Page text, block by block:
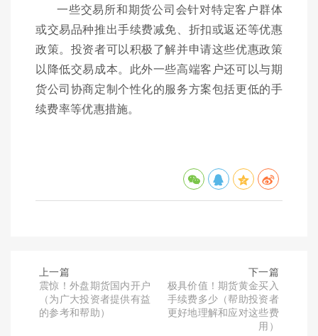
一些交易所和期货公司会针对特定客户群体
或交易品种推出手续费减免、折扣或返还等优惠
政策。投资者可以积极了解并申请这些优惠政策
以降低交易成本。此外一些高端客户还可以与期
货公司协商定制个性化的服务方案包括更低的手
续费率等优惠措施。
上一篇
震惊！外盘期货国内开户
（为广大投资者提供有益
的参考和帮助）
下一篇
极具价值！期货黄金买入
手续费多少（帮助投资者
更好地理解和应对这些费
用）